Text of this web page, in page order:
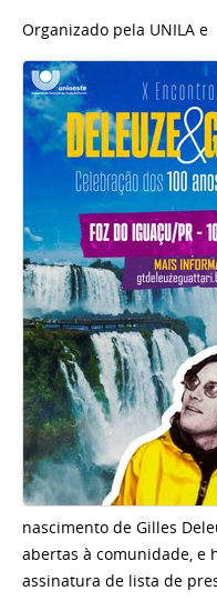
Organizado pela UNILA e
nascimento de Gilles
abertas à comunidade, e
assinatura de lista de